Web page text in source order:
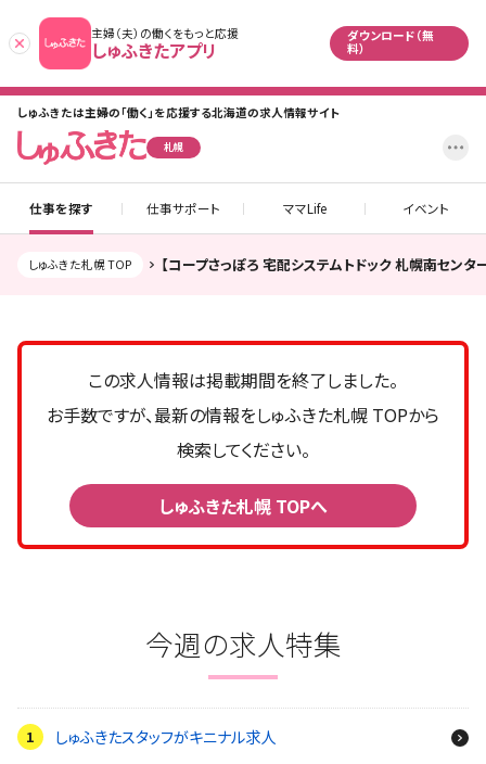
主婦（夫）の働くをもっと応援
しゅふきたアプリ
あとで
ダウンロード（無
料）
しゅふきたは主婦の「働く」を応援する北海道の求人情報サイト
札幌
仕事を探す 仕事サポート ママLife イベント
しゅふきた札幌 TOP 【コープさっぽろ 宅配システムトドック 札幌南セン
この求人情報は掲載期間を終了しました。
お手数ですが、最新の情報をしゅふきた札幌 TOPから
検索してください。
しゅふきた札幌 TOPへ
今週の求人特集
しゅふきたスタッフがキニナル求人